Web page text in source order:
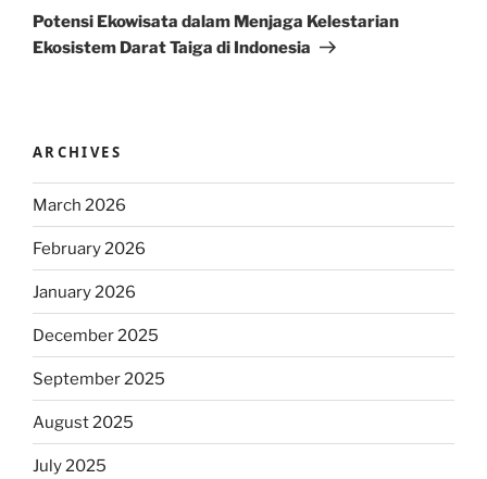
Post
Potensi Ekowisata dalam Menjaga Kelestarian
Ekosistem Darat Taiga di Indonesia
ARCHIVES
March 2026
February 2026
January 2026
December 2025
September 2025
August 2025
July 2025